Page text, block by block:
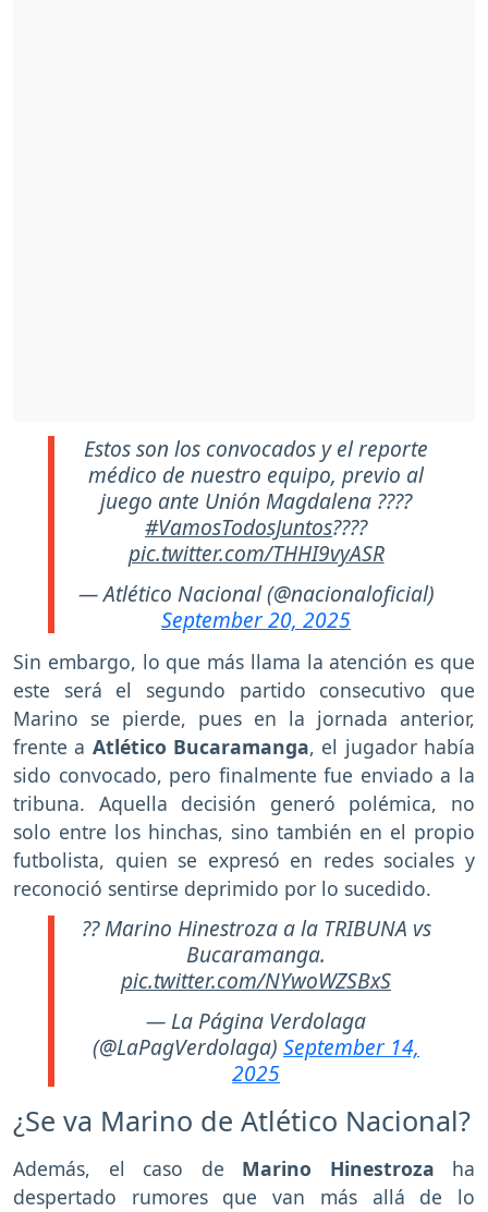
Estos son los convocados y el reporte
médico de nuestro equipo, previo al
juego ante Unión Magdalena ????
#VamosTodosJuntos????
pic.twitter.com/THHI9vyASR
— Atlético Nacional (@nacionaloficial)
September 20, 2025
Sin embargo, lo que más llama la atención es que
este será el segundo partido consecutivo que
Marino se pierde, pues en la jornada anterior,
frente a Atlético Bucaramanga, el jugador había
sido convocado, pero finalmente fue enviado a la
tribuna. Aquella decisión generó polémica, no
solo entre los hinchas, sino también en el propio
futbolista, quien se expresó en redes sociales y
reconoció sentirse deprimido por lo sucedido.
?? Marino Hinestroza a la TRIBUNA vs
Bucaramanga.
pic.twitter.com/NYwoWZSBxS
— La Página Verdolaga
(@LaPagVerdolaga) September 14,
2025
¿Se va Marino de Atlético Nacional?
Además, el caso de Marino Hinestroza ha
despertado rumores que van más allá de lo